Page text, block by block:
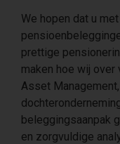
We hopen dat u
prettige
maken hoe wij
Asset
beleggingsaanpak
en zorgvuldige